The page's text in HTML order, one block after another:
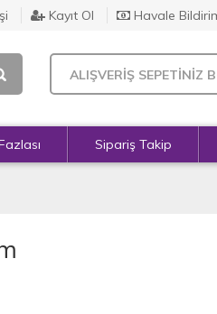
Kayıt Ol Havale
ALIŞVERİŞ SEPETİNİZ
Sipariş Takip